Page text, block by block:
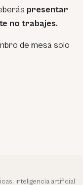
presentar
no trabajes.
de mesa solo
inteligencia artificial